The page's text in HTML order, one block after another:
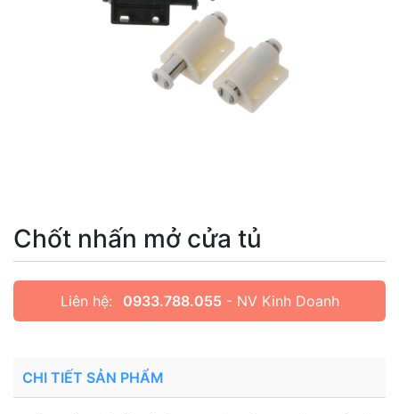
Chốt nhấn mở cửa tủ
Liên hệ: 0933.788.055- NV Kinh Doanh
CHI TIẾT SẢN PHẨM